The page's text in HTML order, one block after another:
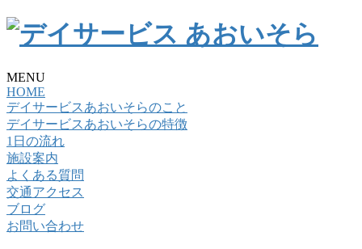
MENU
HOME
デイサービスあおいそらのこと
デイサービスあおいそらの特徴
1日の流れ
施設案内
よくある質問
交通アクセス
ブログ
お問い合わせ